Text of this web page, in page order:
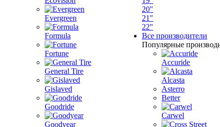
Evergreen
Formula
Fortune
General Tire
Gislaved
Goodride
Goodyear
20"
21"
22"
Все производители
Популярные
Accuride
Alcasta
Asterro
Better
Carwel